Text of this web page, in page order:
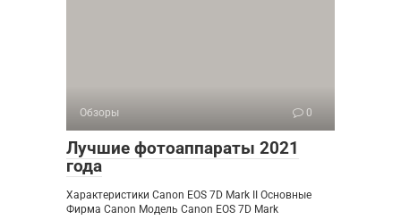
Обзоры 0
Лучшие фотоаппараты 2021
года
Характеристики Canon EOS 7D Mark II Основные
Фирма Canon Модель Canon EOS 7D Mark